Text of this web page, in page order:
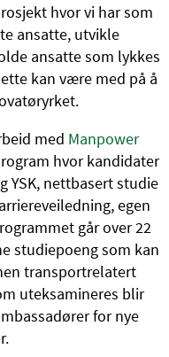
hvor vi har som
ansatte, utvikle
ansatte som lykkes
kan være med på å
med Manpower
hvor kandidater
YSK, nettbasert studie
egen
går over 22
studiepoeng som kan
transportrelatert
uteksamineres blir
for nye